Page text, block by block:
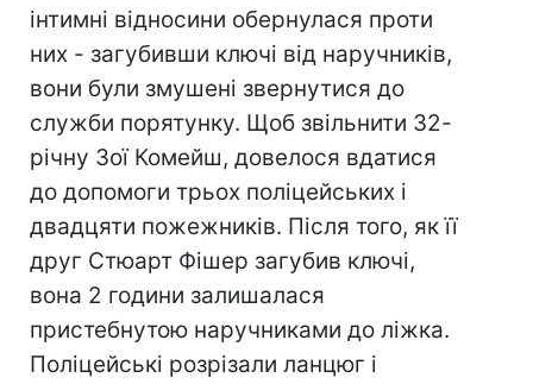
інтимні відносини обернулася проти
них - загубивши ключі від наручників,
вони були змушені звернутися до
служби порятунку. Щоб звільнити 32-
річну Зої Комейш, довелося вдатися
до допомоги трьох поліцейських і
двадцяти пожежників. Після того, як її
друг Стюарт Фішер загубив ключі,
вона 2 години залишалася
пристебнутою наручниками до ліжка.
Поліцейські розрізали ланцюг і